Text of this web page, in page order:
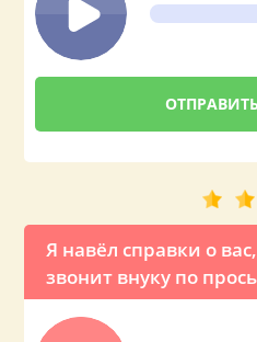
Я навёл справки о
звонит внуку по